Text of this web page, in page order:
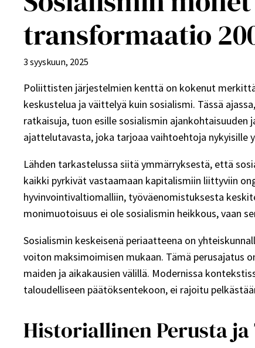
transformaatio
3 syyskuun, 2025
Poliittisten järjestelmien kenttä on kokenut
keskustelua ja väittelyä kuin sosialismi. Tässä
ratkaisuja, tuon esille sosialismin
ajattelutavasta, joka tarjoaa vaihtoehtoja nykyisille
Lähden tarkastelussa siitä ymmärryksestä, että
kaikki pyrkivät vastaamaan kapitalismiin liittyviin
hyvinvointivaltiomalliin, työväenomistuksesta
monimuotoisuus ei ole sosialismin heikkous, vaan
Sosialismin keskeisenä periaatteena on
voiton maksimoimisen mukaan. Tämä perusajatus
maiden ja aikakausien välillä. Modernissa
taloudelliseen päätöksentekoon, ei rajoitu
Historiallinen Perusta